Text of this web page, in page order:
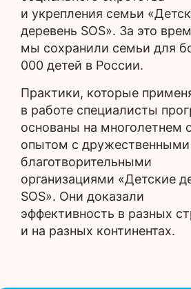
и укрепления семьи
деревень SOS». За это
мы сохранили семьи для
000 детей в России.
Практики, которые
в работе специалисты
основаны на многолетнем
опытом с дружественными
благотворительными
организациями «Детские
SOS». Они доказали
эффективность в разных
и на разных континентах.